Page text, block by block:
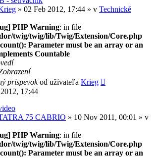
» 02 Feb 2012, 17:44 » v Technické
PHP Warning: in file
twig/twig/lib/Twig/Extension/Core.php
count(): Parameter must be an array or an
Countable
príspevokod užívateľa Krieg
17:44
75 CABRIO » 10 Nov 2011, 00:01 » v
PHP Warning: in file
twig/twig/lib/Twig/Extension/Core.php
count(): Parameter must be an array or an